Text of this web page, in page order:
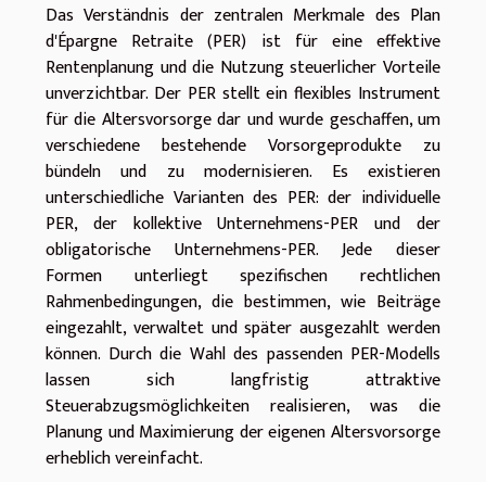
Das Verständnis der zentralen Merkmale des Plan
d'Épargne Retraite (PER) ist für eine effektive
Rentenplanung und die Nutzung steuerlicher Vorteile
unverzichtbar. Der PER stellt ein flexibles Instrument
für die Altersvorsorge dar und wurde geschaffen, um
verschiedene bestehende Vorsorgeprodukte zu
bündeln und zu modernisieren. Es existieren
unterschiedliche Varianten des PER: der individuelle
PER, der kollektive Unternehmens-PER und der
obligatorische Unternehmens-PER. Jede dieser
Formen unterliegt spezifischen rechtlichen
Rahmenbedingungen, die bestimmen, wie Beiträge
eingezahlt, verwaltet und später ausgezahlt werden
können. Durch die Wahl des passenden PER-Modells
lassen sich langfristig attraktive
Steuerabzugsmöglichkeiten realisieren, was die
Planung und Maximierung der eigenen Altersvorsorge
erheblich vereinfacht.